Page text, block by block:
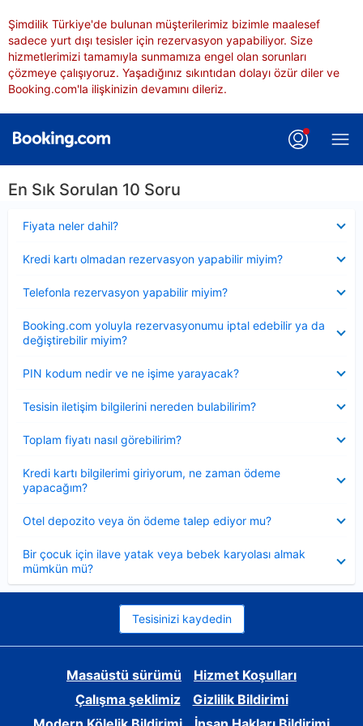
Şimdilik Türkiye'de bulunan müşterilerimiz bizimle maalesef
sadece yurt dışı tesisler için rezervasyon yapabiliyor. Size
hizmetlerimizi tamamıyla sunmamıza engel olan sorunları
çözmeye çalışıyoruz. Yaşadığınız sıkıntıdan dolayı özür diler ve
Booking.com'la ilişkinizin devamını dileriz.
En Sık Sorulan 10 Soru
Fiyata neler dahil?
Kredi kartı olmadan rezervasyon yapabilir miyim?
Telefonla rezervasyon yapabilir miyim?
Booking.com yoluyla rezervasyonumu iptal edebilir ya da
değiştirebilir miyim?
PIN kodum nedir ve ne işime yarayacak?
Tesisin iletişim bilgilerini nereden bulabilirim?
Toplam fiyatı nasıl görebilirim?
Kredi kartı bilgilerimi giriyorum, ne zaman ödeme
yapacağım?
Otel depozito veya ön ödeme talep ediyor mu?
Bir çocuk için ilave yatak veya bebek karyolası almak
mümkün mü?
Tesisinizi kaydedin
Masaüstü sürümü
Hizmet Koşulları
Çalışma şeklimiz
Gizlilik Bildirimi